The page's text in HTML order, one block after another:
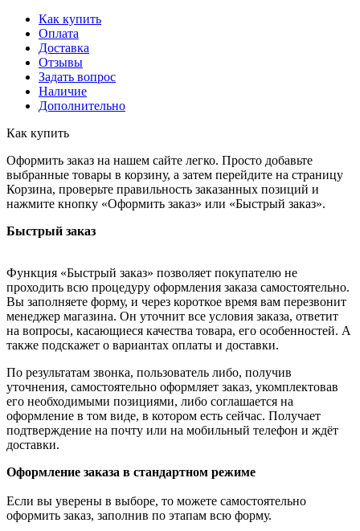
Как купить
Оплата
Доставка
Отзывы
Задать вопрос
Наличие
Дополнительно
Как купить
Оформить заказ на нашем сайте легко. Просто добавьте
выбранные товары в корзину, а затем перейдите на страницу
Корзина, проверьте правильность заказанных позиций и
нажмите кнопку «Оформить заказ» или «Быстрый заказ».
Быстрый заказ
Функция «Быстрый заказ» позволяет покупателю не
проходить всю процедуру оформления заказа самостоятельно.
Вы заполняете форму, и через короткое время вам перезвонит
менеджер магазина. Он уточнит все условия заказа, ответит
на вопросы, касающиеся качества товара, его особенностей. А
также подскажет о вариантах оплаты и доставки.
По результатам звонка, пользователь либо, получив
уточнения, самостоятельно оформляет заказ, укомплектовав
его необходимыми позициями, либо соглашается на
оформление в том виде, в котором есть сейчас. Получает
подтверждение на почту или на мобильный телефон и ждёт
доставки.
Оформление заказа в стандартном режиме
Если вы уверены в выборе, то можете самостоятельно
оформить заказ, заполнив по этапам всю форму.